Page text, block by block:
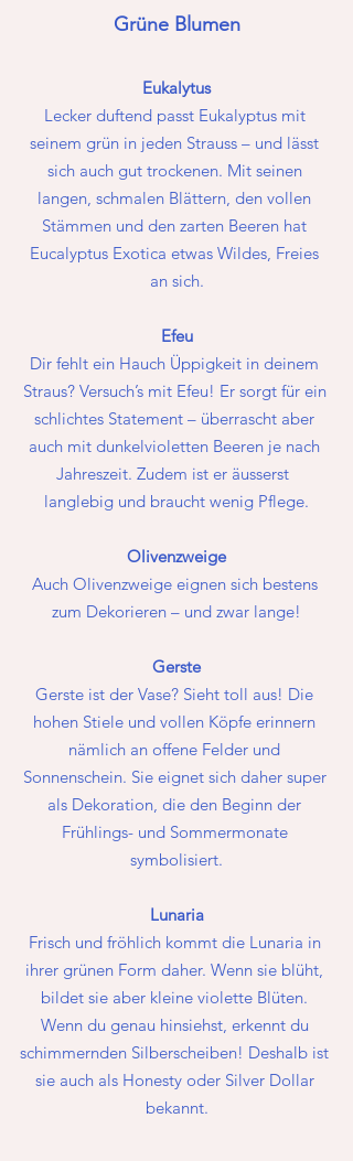
Grüne Blumen
Eukalytus
Lecker duftend passt Eukalyptus mit
seinem grün in jeden Strauss – und lässt
sich auch gut trockenen. Mit seinen
langen, schmalen Blättern, den vollen
Stämmen und den zarten Beeren hat
Eucalyptus Exotica etwas Wildes, Freies
an sich.
Efeu
Dir fehlt ein Hauch Üppigkeit in deinem
Straus? Versuch’s mit Efeu! Er sorgt für ein
schlichtes Statement – überrascht aber
auch mit dunkelvioletten Beeren je nach
Jahreszeit. Zudem ist er äusserst
langlebig und braucht wenig Pflege.
Olivenzweige
Auch Olivenzweige eignen sich bestens
zum Dekorieren – und zwar lange!
Gerste
Gerste ist der Vase? Sieht toll aus! Die
hohen Stiele und vollen Köpfe erinnern
nämlich an offene Felder und
Sonnenschein. Sie eignet sich daher super
als Dekoration, die den Beginn der
Frühlings- und Sommermonate
symbolisiert.
Lunaria
Frisch und fröhlich kommt die Lunaria in
ihrer grünen Form daher. Wenn sie blüht,
bildet sie aber kleine violette Blüten.
Wenn du genau hinsiehst, erkennt du
schimmernden Silberscheiben! Deshalb ist
sie auch als Honesty oder Silver Dollar
bekannt.